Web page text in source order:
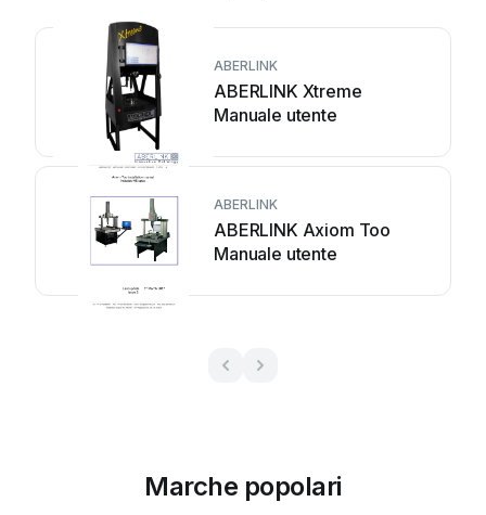
ABERLINK
ABERLINK Xtreme
Manuale utente
ABERLINK
ABERLINK Axiom Too
Manuale utente
Marche popolari